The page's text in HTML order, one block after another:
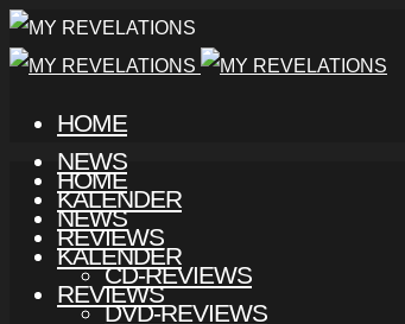
HOME
NEWS
KALENDER
REVIEWS
CD-REVIEWS
DVD-REVIEWS
HOME
NEWS
KALENDER
REVIEWS